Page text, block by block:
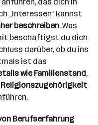
„Interessen“ kannst
beschreiben. Was
beschäftigst du dich
darüber, ob du ins
ist das
wie Familienstand,
Religionszugehörigkeit
Berufserfahrung